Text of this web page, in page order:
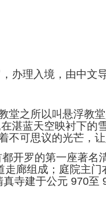
办理入境，由中文导
堂之所以叫悬浮教
湛蓝天空映衬下的
可思议的光芒，让
开罗的第一座著名
廊组成；庭院主门
寺建于公元 970至